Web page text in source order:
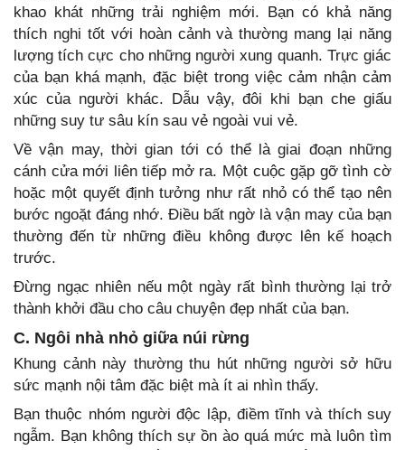
khao khát những trải nghiệm mới. Bạn có khả năng
thích nghi tốt với hoàn cảnh và thường mang lại năng
lượng tích cực cho những người xung quanh. Trực giác
của bạn khá mạnh, đặc biệt trong việc cảm nhận cảm
xúc của người khác. Dẫu vậy, đôi khi bạn che giấu
những suy tư sâu kín sau vẻ ngoài vui vẻ.
Về vận may, thời gian tới có thể là giai đoạn những
cánh cửa mới liên tiếp mở ra. Một cuộc gặp gỡ tình cờ
hoặc một quyết định tưởng như rất nhỏ có thể tạo nên
bước ngoặt đáng nhớ. Điều bất ngờ là vận may của bạn
thường đến từ những điều không được lên kế hoạch
trước.
Đừng ngạc nhiên nếu một ngày rất bình thường lại trở
thành khởi đầu cho câu chuyện đẹp nhất của bạn.
C. Ngôi nhà nhỏ giữa núi rừng
Khung cảnh này thường thu hút những người sở hữu
sức mạnh nội tâm đặc biệt mà ít ai nhìn thấy.
Bạn thuộc nhóm người độc lập, điềm tĩnh và thích suy
ngẫm. Bạn không thích sự ồn ào quá mức mà luôn tìm